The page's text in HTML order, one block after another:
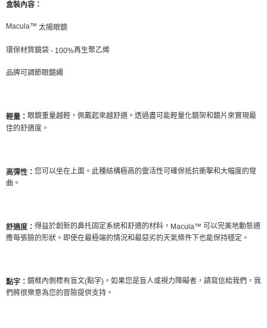
盒裝內容：
Macula™ 太陽眼鏡
環保材質鏡袋 - 100%再生聚乙烯
品牌可調節眼鏡繩
輕量： 眼鏡重量越輕，佩戴起來越舒適。透過盡可能輕量化鏡架和鏡片來實現最
佳的舒適度。
高彈性： 您可以坐在上面。此種結構極高的靈活性可確保抵抗衝擊和大幅度的彎
曲。
舒適度： 得益於創新的鼻托固定系統和舒適的材料， Macula™ 可以完美地動態適
應每張臉的形狀。即使在最極端的情況和最惡劣的天氣條件下也能保持穩定。
點字： 鏡框內側標有盲文(點字) 。如果您是盲人或視力障礙者，請寫信給我們，我
們將很樂意為您的冒險提供支持。